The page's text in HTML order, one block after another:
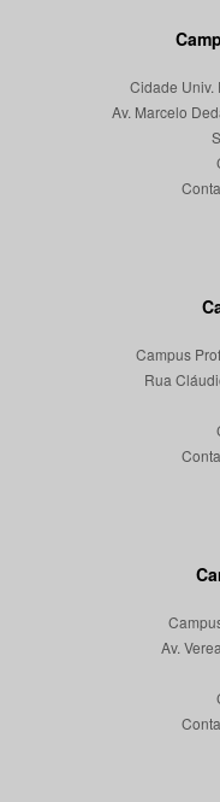
Cidade Univ.
Av. Marcelo
Campus
Rua
Av.